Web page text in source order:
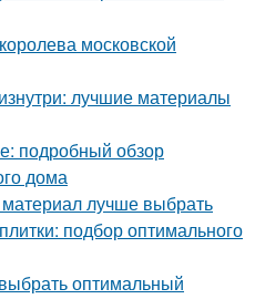
московской
лучшие материалы
подробный обзор
дома
лучше выбрать
подбор оптимального
оптимальный